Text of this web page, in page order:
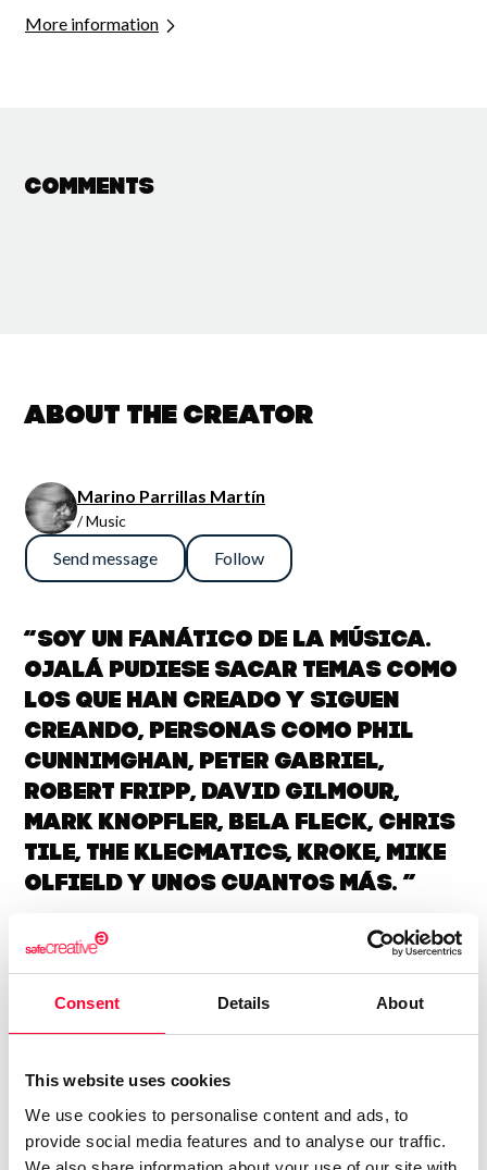
Consent Details About
This website uses cookies
We use cookies to personalise content and ads, to
provide social media features and to analyse our traffic.
More information
Comments
About the creator
Marino Parrillas Martín
/ Music
Send message Follow
“Soy un fanático de la música.
Ojalá pudiese sacar temas como
los que han creado y siguen
creando, personas como Phil
Cunnimghan, Peter Gabriel,
Robert Fripp, David Gilmour,
Mark knopfler, Bela Fleck, Chris
Tile, The klecmatics, Kroke, Mike
Olfield y unos cuantos más. ”
Además de todos los músicos a los que admiro, me da
tocar con músicos profesionales y tambien grabar dos
desplazarse a las tiendas a aquellos que querían adquirir el
trabajo de sus artistas favoritos. Estos dos CDs. llevan por
título Folk Gore y DOS, con los que pude deleitarme como
resultado del trabajo del grupo musical NEMO del que